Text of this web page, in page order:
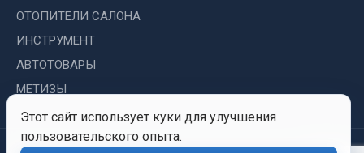
Выключатели кнопочные
Выключатель массы
Весь раздел
Этот сайт использует куки для улучшения
пользовательского опыта.
ОТОПИТЕЛИ САЛОНА
ИНСТРУМЕНТ
АВТОТОВАРЫ
МЕТИЗЫ
© 2026 Иркутский Центр Политика Обработка